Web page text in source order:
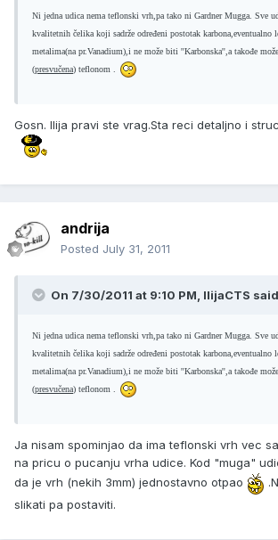
Ni jedna udica nema teflonski vrh,pa tako ni Gardner Mugga. Sve
kvalitetnih čelika koji sadrže određeni postotak karbona,eventualno
metalima(na pr.Vanadium),i ne može biti ''Karbonska'',a takođe
(presvučena) teflonom .
Gosn. Ilija pravi ste vrag.Sta reci detaljno i
andrija
Posted July 31, 2011
On 7/30/2011 at 9:10 PM, IlijaCTS
Ni jedna udica nema teflonski vrh,pa tako ni Gardner Mugga. Sve
kvalitetnih čelika koji sadrže određeni postotak karbona,eventualno
metalima(na pr.Vanadium),i ne može biti ''Karbonska'',a takođe
(presvučena) teflonom .
Ja nisam spominjao da ima teflonski vrh vec
na pricu o pucanju vrha udice. Kod "muga"
da je vrh (nekih 3mm) jednostavno otpao
slikati pa postaviti.